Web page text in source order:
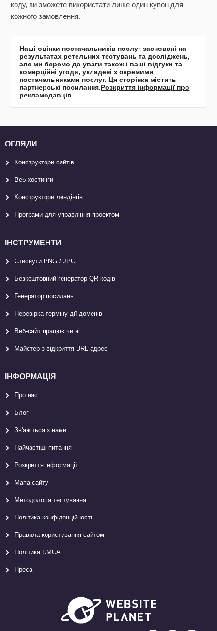
коду, ви зможете використати лише один купон для
кожного замовлення.
Наші оцінки постачальників послуг засновані на
результатах ретельних тестувань та досліджень,
але ми беремо до уваги також і ваші відгуки та
комерційні угоди, укладені з окремими
постачальниками послуг. Ця сторінка містить
партнерські посилання.Розкриття інформації про
рекламодавців
ОГЛЯДИ
Конструктори сайтів
Веб-хостинги
Конструктори лендінгів
Програми для управління проектом
ІНСТРУМЕНТИ
Стиснути PNG / JPG
Безкоштовний генератор QR-кодів
Генератор посилань
Перевірка терміну дії доменів
Веб-сайт працює чи ні
Майстер з відкриття URL-aдрес
ІНФОРМАЦІЯ
Про нас
Блог
Зв'яжіться з нами
Найчастіші питання
Розкриття інформації
Мапа сайту
Методологія тестування
Політика конфіденційності
Правила користування сайтом
Політика DMCA
Преса